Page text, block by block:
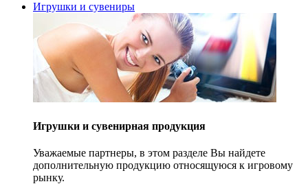
Игрушки и сувениры
Игрушки и сувенирная продукция
Уважаемые партнеры, в этом разделе Вы найдете
дополнительную продукцию относящуюся к игровому
рынку.